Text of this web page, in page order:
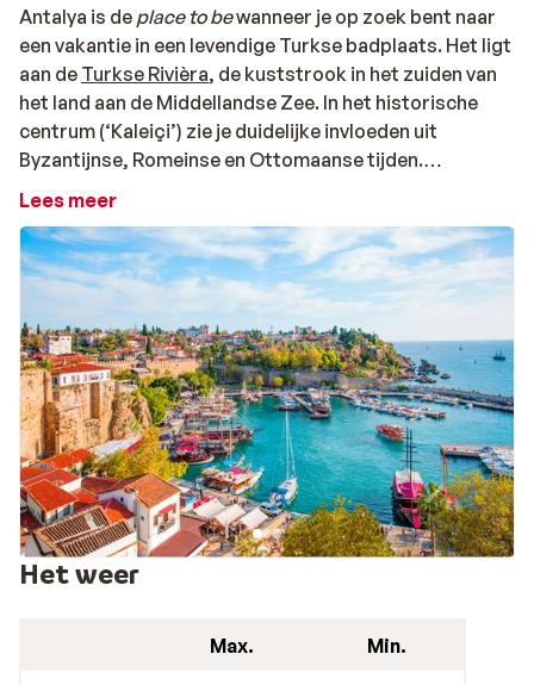
Antalya is de place to bewanneer je op zoek bent naar
een vakantie in een levendige Turkse badplaats. Het ligt
aan de Turkse Rivièra, de kuststrook in het zuiden van
het land aan de Middellandse Zee. In het historische
centrum (‘Kaleiçi’) zie je duidelijke invloeden uit
Byzantijnse, Romeinse en Ottomaanse tijden.
Daarbuiten is het een moderne en drukke stad met
shopaholic komt hier goed aan zijn trekken bij de
traditionele bazaars of de ultramoderne winkelcentra
met alle grote ketens. En wist je dat de kebab hier echt
een delicatesse is? Je bestelt het in allerlei soorten en
maten. Ga je inTurkijeop vakantie naar Antalya, dan
geniet je ook van zon, zee, strand, met boulevards
omgeven door palmbomen en een prachtige
jachthaven. Konyaalti Beach is het stadsstrand met
fijne kiezels en een mooi strandpark ernaast. Of
verblijf inLara Beach. Hier vind je zeven kilometer aan
zandstrand en de meest prachtige all inclusive resorts
waar het je aan niets tekort komt.
Naar Turkije voor je vakantie in Antalya: last
Lees meer
Het weer
Max. Min.